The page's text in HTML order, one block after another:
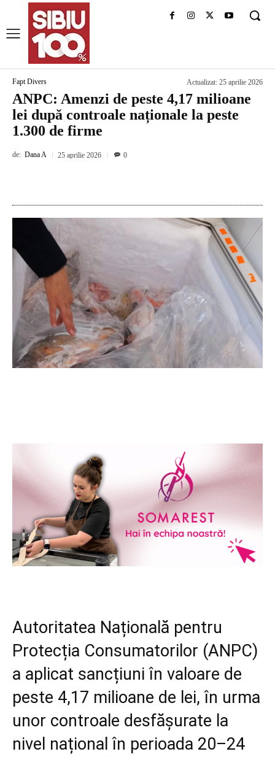
Fapt Divers Actualizat: 25 aprilie 2026
ANPC: Amenzi de peste 4,17 milioane
lei după controale naționale la peste
1.300 de firme
de: Dana A 25 aprilie 2026 0
Autoritatea Națională pentru
Protecția Consumatorilor (ANPC)
a aplicat sancțiuni în valoare de
peste 4,17 milioane de lei, în urma
unor controale desfășurate la
nivel național în perioada 20–24